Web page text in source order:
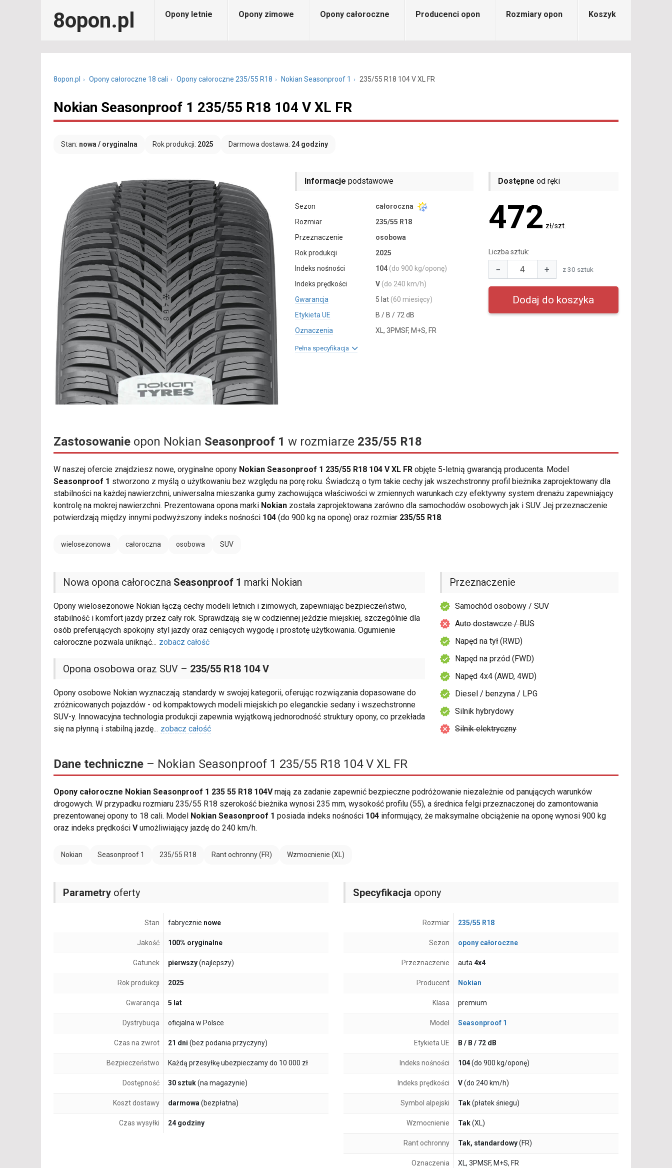
8opon.pl Opony letnie Opony zimowe Opony całoroczne Producenci opon Rozmiary opon Koszyk
8opon.pl Opony całoroczne 18 cali Opony całoroczne 235/55 R18 Nokian Seasonproof 1 235/55 R18 104 V XL FR
Nokian Seasonproof 1 235/55 R18 104 V XL FR
Stan: nowa / oryginalna Rok produkcji: 2025 Darmowa dostawa: 24 godziny
Informacje podstawowe
Sezon
całoroczna
Rozmiar
235/55 R18
Przeznaczenie
osobowa
Rok produkcji
2025
Indeks nośności
104 (do 900 kg/oponę)
Indeks prędkości
V (do 240 km/h)
Gwarancja
5 lat (60 miesięcy)
Etykieta UE
B / B / 72 dB
Oznaczenia
XL, 3PMSF, M+S, FR
Pełna specyfikacja
Dostępne od ręki
472 zł/szt.
Liczba sztuk:
− + z 30 sztuk
Zastosowanie opon Nokian Seasonproof 1 w rozmiarze 235/55 R18
W naszej ofercie znajdziesz nowe, oryginalne opony Nokian Seasonproof 1 235/55 R18 104 V XL FR objęte 5-letnią gwarancją producenta. Model
Seasonproof 1 stworzono z myślą o użytkowaniu bez względu na porę roku. Świadczą o tym takie cechy jak wszechstronny profil bieżnika zaprojektowany dla
stabilności na każdej nawierzchni, uniwersalna mieszanka gumy zachowująca właściwości w zmiennych warunkach czy efektywny system drenażu zapewniający
kontrolę na mokrej nawierzchni. Prezentowana opona marki Nokian została zaprojektowana zarówno dla samochodów osobowych jak i SUV. Jej przeznaczenie
potwierdzają między innymi podwyższony indeks nośności 104 (do 900 kg na oponę) oraz rozmiar 235/55 R18.
wielosezonowa całoroczna osobowa SUV
Nowa opona całoroczna Seasonproof 1 marki Nokian
Opony wielosezonowe Nokian łączą cechy modeli letnich i zimowych, zapewniając bezpieczeństwo,
stabilność i komfort jazdy przez cały rok. Sprawdzają się w codziennej jeździe miejskiej, szczególnie dla
osób preferujących spokojny styl jazdy oraz ceniących wygodę i prostotę użytkowania. Ogumienie
całoroczne pozwala uniknąć... zobacz całość
Opona osobowa oraz SUV – 235/55 R18 104 V
Opony osobowe Nokian wyznaczają standardy w swojej kategorii, oferując rozwiązania dopasowane do
zróżnicowanych pojazdów - od kompaktowych modeli miejskich po eleganckie sedany i wszechstronne
SUV-y. Innowacyjna technologia produkcji zapewnia wyjątkową jednorodność struktury opony, co przekłada
się na płynną i stabilną jazdę... zobacz całość
Przeznaczenie
Samochód osobowy / SUV
Auto dostawcze / BUS
Napęd na tył (RWD)
Napęd na przód (FWD)
Napęd 4x4 (AWD, 4WD)
Diesel / benzyna / LPG
Silnik hybrydowy
Silnik elektryczny
Dane techniczne – Nokian Seasonproof 1 235/55 R18 104 V XL FR
Opony całoroczne Nokian Seasonproof 1 235 55 R18 104Vmają za zadanie zapewnić bezpieczne podróżowanie niezależnie od panujących warunków
drogowych. W przypadku rozmiaru 235/55 R18 szerokość bieżnika wynosi 235 mm, wysokość profilu (55), a średnica felgi przeznaczonej do zamontowania
prezentowanej opony to 18 cali. Model Nokian Seasonproof 1 posiada indeks nośności 104 informujący, że maksymalne obciążenie na oponę wynosi 900 kg
oraz indeks prędkości Vumożliwiający jazdę do 240 km/h.
Nokian Seasonproof 1 235/55 R18 Rant ochronny (FR) Wzmocnienie (XL)
Parametry oferty
Stan fabrycznie nowe
Jakość 100% oryginalne
Gatunek pierwszy(najlepszy)
Rok produkcji 2025
Gwarancja 5 lat
Dystrybucja oficjalna w Polsce
Czas na zwrot 21 dni (bez podania przyczyny)
Bezpieczeństwo Każdą przesyłkę ubezpieczamy do 10 000 zł
Dostępność 30 sztuk(na magazynie)
Koszt dostawy darmowa(bezpłatna)
Czas wysyłki 24 godziny
Specyfikacja opony
Rozmiar 235/55 R18
Sezon opony całoroczne
Przeznaczenie auta4x4
Producent Nokian
Klasa premium
Model Seasonproof 1
Etykieta UE B / B / 72 dB
Indeks nośności 104(do 900 kg/oponę)
Indeks prędkości V(do 240 km/h)
Symbol alpejski Tak(płatek śniegu)
Wzmocnienie Tak(XL)
Rant ochronny Tak, standardowy(FR)
Oznaczenia XL, 3PMSF, M+S, FR